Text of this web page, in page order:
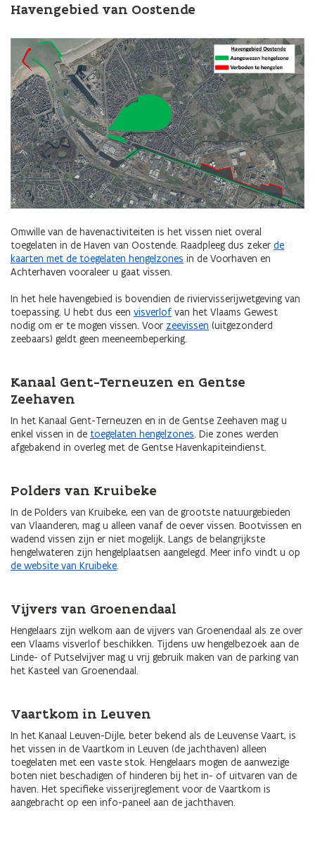
Havengebied van Oostende
Afbeelding
Omwille van de havenactiviteiten is het vissen niet overal
toegelaten in de Haven van Oostende. Raadpleeg dus zeker de
kaarten met de toegelaten hengelzones in de Voorhaven en
Achterhaven vooraleer u gaat vissen.
In het hele havengebied is bovendien de riviervisserijwetgeving van
toepassing. U hebt dus een visverlof van het Vlaams Gewest
nodig om er te mogen vissen. Voor zeevissen (uitgezonderd
zeebaars) geldt geen meeneembeperking.
Kanaal Gent-Terneuzen en Gentse
Zeehaven
In het Kanaal Gent-Terneuzen en in de Gentse Zeehaven mag u
enkel vissen in de toegelaten hengelzones . Die zones werden
afgebakend in overleg met de Gentse Havenkapiteindienst.
Polders van Kruibeke
In de Polders van Kruibeke, een van de grootste natuurgebieden
van Vlaanderen, mag u alleen vanaf de oever vissen. Bootvissen en
wadend vissen zijn er niet mogelijk. Langs de belangrijkste
hengelwateren zijn hengelplaatsen aangelegd. Meer info vindt u op
de website van Kruibeke
Vijvers van Groenendaal
Hengelaars zijn welkom aan de vijvers van Groenendaal als ze over
een Vlaams visverlof beschikken. Tijdens uw hengelbezoek aan de
Linde- of Putselvijver mag u vrij gebruik maken van de parking van
het Kasteel van Groenendaal.
Vaartkom in Leuven
In het Kanaal Leuven-Dijle, beter bekend als de Leuvense Vaart, is
het vissen in de Vaartkom in Leuven (de jachthaven) alleen
toegelaten met een vaste stok. Hengelaars mogen de aanwezige
boten niet beschadigen of hinderen bij het in- of uitvaren van de
haven. Het specifieke visserijreglement voor de Vaartkom is
aangebracht op een info-paneel aan de jachthaven.